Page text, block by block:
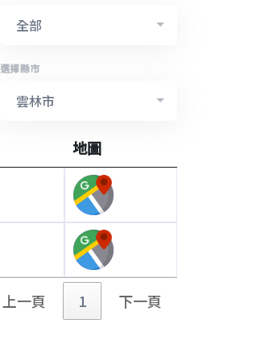
全部
選擇縣市
雲林市
地圖
上一頁 1 下一頁